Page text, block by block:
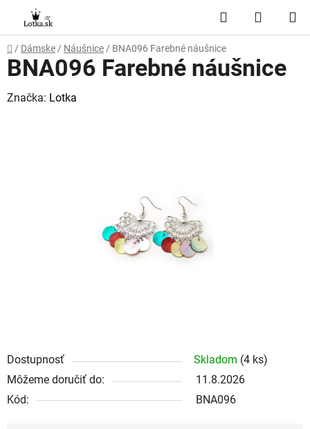
obsah
Hľadať
KOŠÍK
Domov
/ Dámske / Náušnice / BNA096 Farebné náušnice
Dostupnosť Skladom (4 ks)
Môžeme doručiť do:
11.8.2026
Kód:
BNA096
BNA096 Farebné náušnice
Značka: Lotka